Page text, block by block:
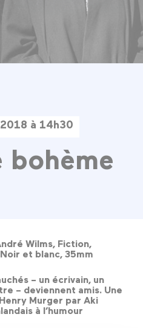
à 14h30
bohème
Wilms, Fiction,
et blanc, 35mm
– un écrivain, un
– deviennent amis. Une
Murger par Aki
à l’humour